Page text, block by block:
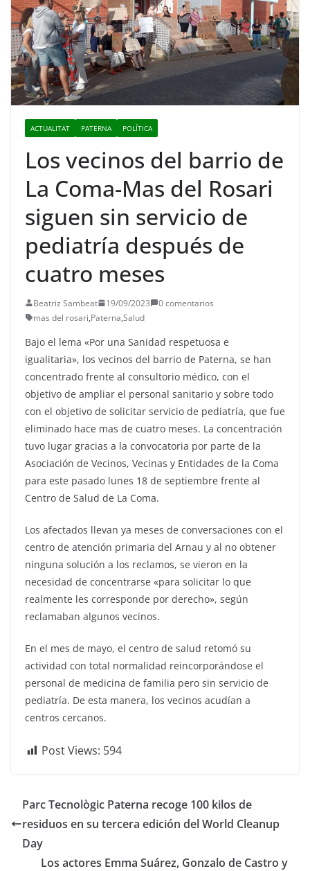
ACTUALITAT PATERNA POLÍTICA
Los vecinos del barrio de
La Coma-Mas del Rosari
siguen sin servicio de
pediatría después de
cuatro meses
Beatriz Sambeat 19/09/2023
0 comentarios
mas del rosari,Paterna,Salud
Bajo el lema «Por una Sanidad respetuosa e
igualitaria», los vecinos del barrio de Paterna, se han
concentrado frente al consultorio médico, con el
objetivo de ampliar el personal sanitario y sobre todo
con el objetivo de solicitar servicio de pediatría, que fue
eliminado hace mas de cuatro meses. La concentración
tuvo lugar gracias a la convocatoria por parte de la
Asociación de Vecinos, Vecinas y Entidades de la Coma
para este pasado lunes 18 de septiembre frente al
Centro de Salud de La Coma.
Los afectados llevan ya meses de conversaciones con el
centro de atención primaria del Arnau y al no obtener
ninguna solución a los reclamos, se vieron en la
necesidad de concentrarse «para solicitar lo que
realmente les corresponde por derecho», según
reclamaban algunos vecinos.
En el mes de mayo, el centro de salud retomó su
actividad con total normalidad reincorporándose el
personal de medicina de familia pero sin servicio de
pediatría. De esta manera, los vecinos acudían a
centros cercanos.
Post Views: 594
Parc Tecnològic Paterna recoge 100 kilos de
residuos en su tercera edición del World Cleanup
Day
Los actores Emma Suárez, Gonzalo de Castro y